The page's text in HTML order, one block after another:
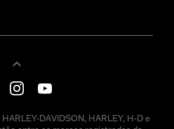
DAVIDSON, HARLEY, H-D e